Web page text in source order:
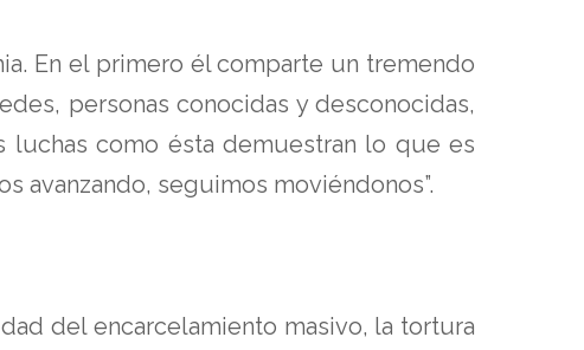
En el primero él comparte un tremendo
personas conocidas y desconocidas,
luchas como ésta demuestran lo que es
avanzando, seguimos moviéndonos”.
del encarcelamiento masivo, la tortura